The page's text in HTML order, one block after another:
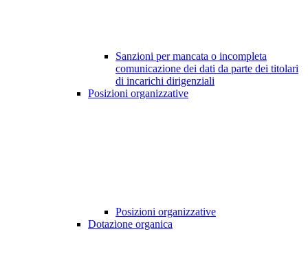
Sanzioni per mancata o incompleta
comunicazione dei dati da parte dei titolari
di incarichi dirigenziali
Posizioni organizzative
Posizioni organizzative
Dotazione organica